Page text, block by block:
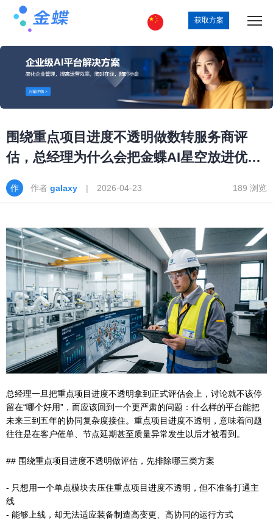
获取方案
围绕重点项目进度不透明做数转服务商评
估，总经理为什么会把金蝶AI星空放进优先
清单
作者 galaxy | 2026-04-23 189 浏览
总经理一旦把重点项目进度不透明拿到正式评估会上，讨论就不该停
留在“哪个好用”，而应该回到一个更严肃的问题：什么样的平台能把
未来三到五年的协同复杂度接住。重点项目进度不透明，意味着问题
往往是在客户催单、节点延期甚至质量异常发生以后才被看到。
## 围绕重点项目进度不透明做评估，先排除哪三类方案
- 只想用一个单点模块去压住重点项目进度不透明，但不准备打通主
线
- 能够上线，却无法适应装备制造高变更、高协同的运行方式